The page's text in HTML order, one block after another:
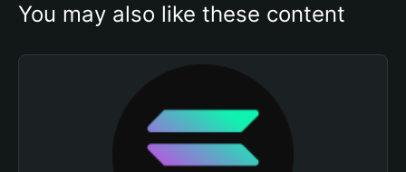
You may also like these content